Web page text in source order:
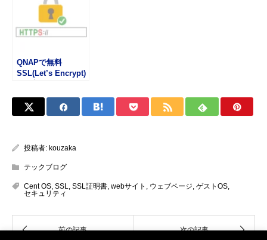
QNAPで無料
SSL(Let’s Encrypt)
投稿者: kouzaka
テックブログ
Cent OS, SSL, SSL証明書, webサイト , ウェブページ, ゲストOS,
セキュリティ